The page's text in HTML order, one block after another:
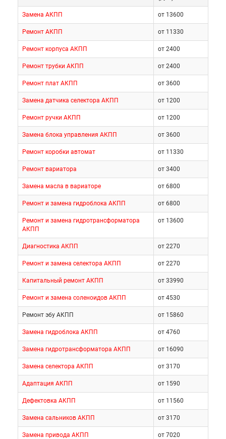
Замена АКПП от 13600
Ремонт АКПП от 11330
Ремонт корпуса АКПП от 2400
Ремонт трубки АКПП от 2400
Ремонт плат АКПП от 3600
Замена датчика селектора АКПП от 1200
Ремонт ручки АКПП от 1200
Замена блока управления АКПП от 3600
Ремонт коробки автомат от 11330
Ремонт вариатора от 3400
Замена масла в вариаторе от 6800
Ремонт и замена гидроблока АКПП от 6800
Ремонт и замена гидротрансформатора
АКПП
от 13600
Диагностика АКПП от 2270
Ремонт и замена селектора АКПП от 2270
Капитальный ремонт АКПП от 33990
Ремонт и замена соленоидов АКПП от 4530
Ремонт эбу АКПП от 15860
Замена гидроблока АКПП от 4760
Замена гидротрансформатора АКПП от 16090
Замена селектора АКПП от 3170
Адаптация АКПП от 1590
Дефектовка АКПП от 11560
Замена сальников АКПП от 3170
Замена привода АКПП от 7020